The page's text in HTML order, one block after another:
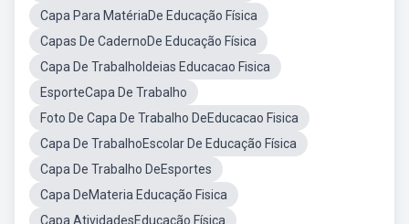
Capa Para MatériaDe Educação Física
Capas De CadernoDe Educação Física
Capa De TrabalhoIdeias Educacao Fisica
EsporteCapa De Trabalho
Foto De Capa De Trabalho DeEducacao Fisica
Capa De TrabalhoEscolar De Educação Física
Capa De Trabalho DeEsportes
Capa DeMateria Educação Fisica
Capa AtividadesEducação Física